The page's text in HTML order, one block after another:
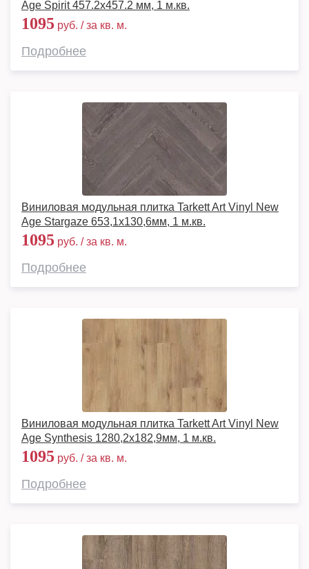
Age Spirit 457.2x457.2 мм, 1 м.кв.
1095 руб. / за кв. м.
Подробнее
Виниловая модульная плитка Tarkett Art Vinyl New
Age Stargaze 653,1х130,6мм, 1 м.кв.
1095 руб. / за кв. м.
Подробнее
Виниловая модульная плитка Tarkett Art Vinyl New
Age Synthesis 1280,2х182,9мм, 1 м.кв.
1095 руб. / за кв. м.
Подробнее